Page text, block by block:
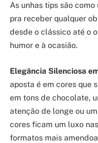
As unhas tips são
pra receber qualquer
desde o clássico até o
humor e à ocasião.
Elegância Silenciosa
aposta é em cores que
em tons de chocolate,
atenção de longe ou
cores ficam um luxo
formatos mais